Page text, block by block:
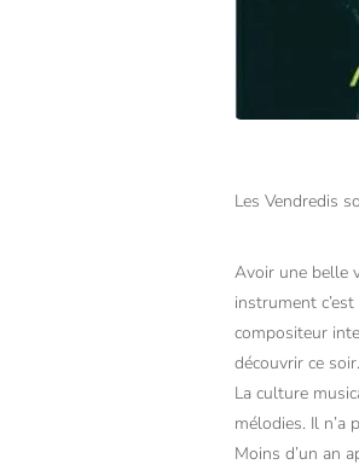
Les Vendredis
Avoir une belle
instrument
compositeur
découvrir ce soir.
La culture
mélodies. Il n’a
Moins d’un an